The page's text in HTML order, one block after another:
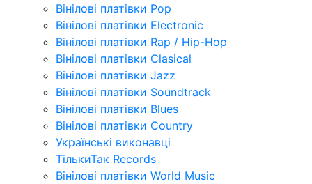
Вінілові платівки Pop
Вінілові платівки Electronic
Вінілові платівки Rap / Hip-Hop
Вінілові платівки Clasical
Вінілові платівки Jazz
Вінілові платівки Soundtrack
Вінілові платівки Blues
Вінілові платівки Country
Українські виконавці
ТількиТак Records
Вінілові платівки World Music